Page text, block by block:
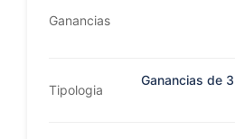
Ganancias
Tipologia
Ganancias de